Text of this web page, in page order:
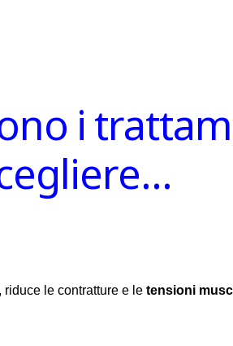
i
, riduce le contratture e letensioni